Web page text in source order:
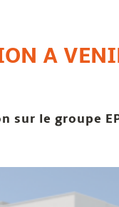
A
sur le groupe